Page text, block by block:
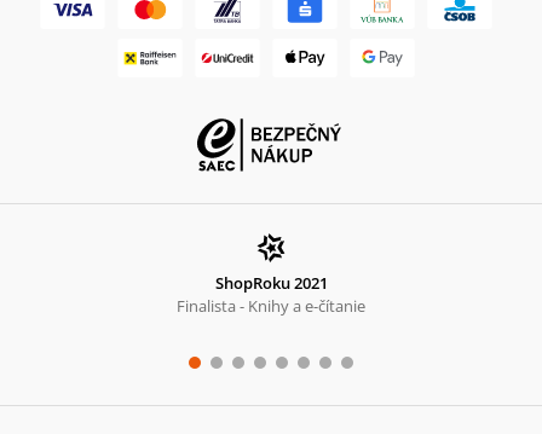
ShopRoku 2021
Finalista - Knihy a e-čítanie